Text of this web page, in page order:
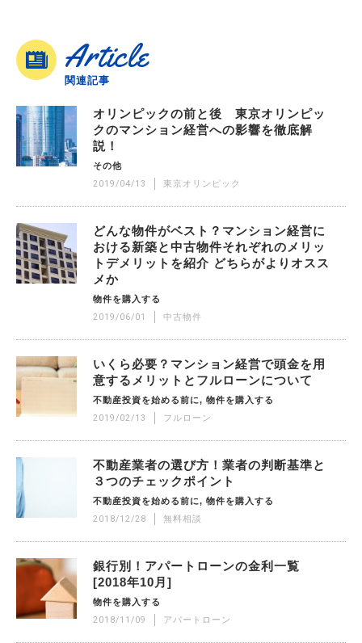
Article
関連記事
オリンピックの前と後 東京オリンピッ
クのマンション経営への影響を徹底解
説！
その他
2019/04/13 東京オリンピック
どんな物件がベスト？マンション経営に
おける新築と中古物件それぞれのメリッ
トデメリットを紹介 どちらがよりオスス
メか
物件を購入する
2019/06/01 中古物件
いくら必要？マンション経営で頭金を用
意するメリットとフルローンについて
不動産投資を始める前に 物件を購入する
2019/02/13 フルローン
不動産業者の選び方！業者の判断基準と
３つのチェックポイント
不動産投資を始める前に 物件を購入する
2018/12/28 無料相談
銀行別！アパートローンの金利一覧
[2018年10月]
物件を購入する
2018/11/09 アパートローン